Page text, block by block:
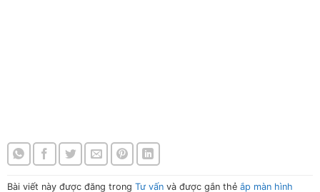
Bài viết này được đăng trong Tư vấn và được gắn thẻ ắp màn hình